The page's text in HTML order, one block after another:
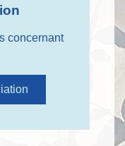
concernant